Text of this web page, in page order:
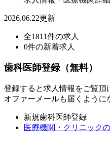
2026.06.22更新
全1811件の求人
0件の新着求人
歯科医師登録（無料）
登録すると求人情報をご覧
オファーメールも届くように
新規歯科医師登録
医療機関・クリニック